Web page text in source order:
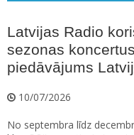
Latvijas Radio
sezonas
piedāvājums
10/07/2026
No septembra līdz